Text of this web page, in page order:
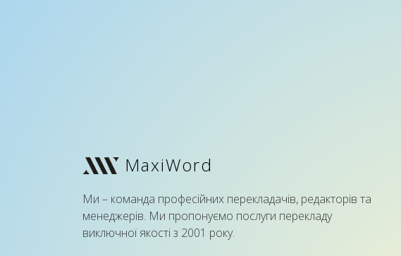
MaxiWord
Ми – команда професійних перекладачів, редакторів та
менеджерів. Ми пропонуємо послуги перекладу
виключної якості з 2001 року.